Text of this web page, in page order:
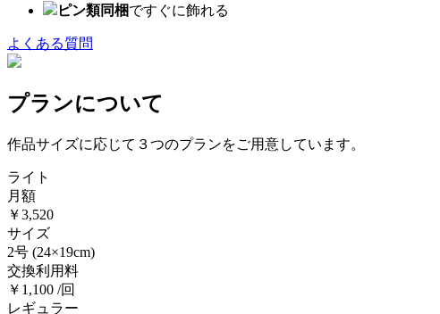
ピン類同梱ですぐに飾れる
よくある質問
プランについて
作品サイズに応じて３つのプランをご用意しています。
ライト
月額
￥3,520
サイズ
2号 (24×19cm)
交換利用料
￥1,100 /回
レギュラー